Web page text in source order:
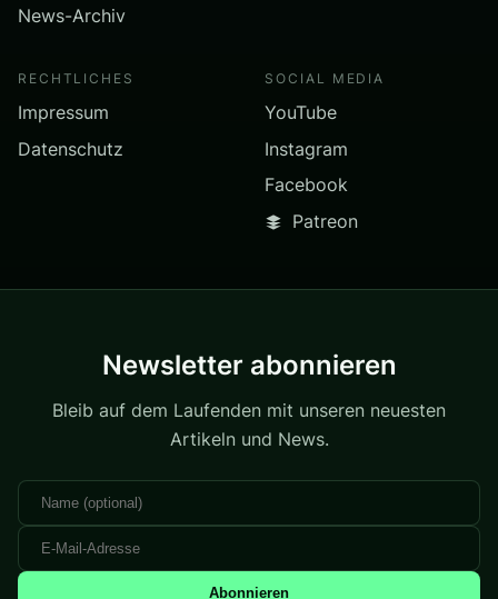
News-Archiv
RECHTLICHES
Impressum
Datenschutz
SOCIAL MEDIA
YouTube
Instagram
Facebook
Patreon
Newsletter abonnieren
Bleib auf dem Laufenden mit unseren neuesten
Artikeln und News.
Abonnieren